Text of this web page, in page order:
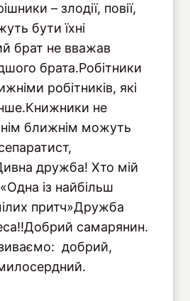
– злодії, повії,
бути їхні
брат не вважав
брата.Робітники
робітників, які
не
ближнім можуть
дружба! Хто мій
із найбільш
притч»Дружба
самарянин.
добрий,